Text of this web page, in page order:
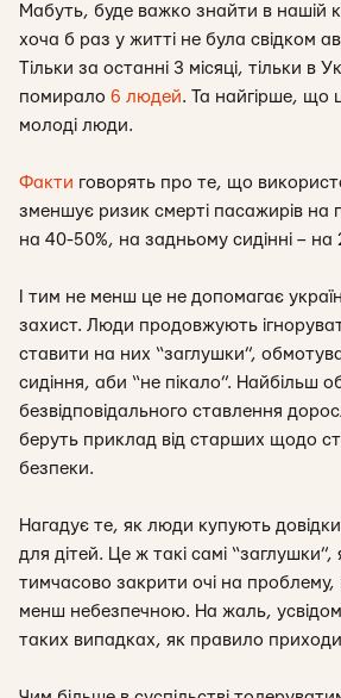
Мабуть, буде важко знайти в нашій
хоча б раз у житті не була свідком
Тільки за останні 3 місяці, тільки в
помирало 6 людей. Та найгірше, що
молоді люди.
Факти говорять про те, що
зменшує ризик смерті пасажирів на
на 40-50%, на задньому сидінні – на
І тим не менш це не допомагає
захист. Люди продовжують
ставити на них “заглушки”,
сидіння, аби “не пікало”. Найбільш
безвідповідального ставлення
беруть приклад від старших щодо
безпеки.
Нагадує те, як люди купують
для дітей. Це ж такі самі “заглушки”,
тимчасово закрити очі на проблему,
менш небезпечною. На жаль,
таких випадках, як правило